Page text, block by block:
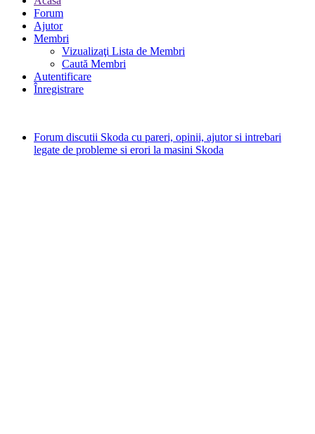
Forum
Ajutor
Membri
Vizualizaţi Lista de Membri
Caută Membri
Autentificare
Înregistrare
Forum discutii Skoda cu pareri, opinii, ajutor si intrebari
legate de probleme si erori la masini Skoda